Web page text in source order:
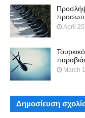
April
March
Δημοσίευση